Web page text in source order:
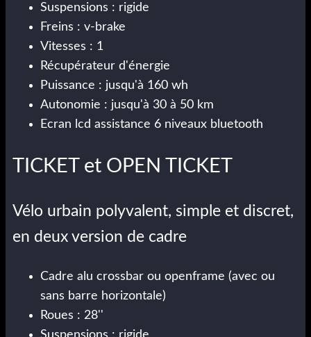
Suspensions : rigide
Freins : v-brake
Vitesses : 1
Récupérateur d'énergie
Puissance : jusqu'à 160 wh
Autonomie : jusqu'à 30 à 50 km
Ecran lcd assistance 6 niveaux bluetooth
TICKET et OPEN TICKET
Vélo urbain polyvalent, simple et discret,
en deux version de cadre
Cadre alu crossbar ou openframe (avec ou
sans barre horizontale)
Roues : 28''